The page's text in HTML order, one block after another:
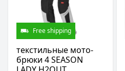
Free shipping
текстильные мото-
брюки 4 SEASON